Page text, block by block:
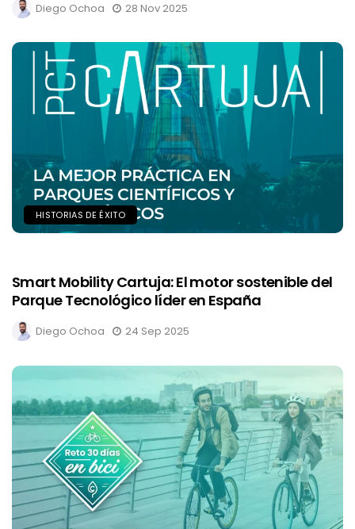
Diego Ochoa 28 Nov 2025
HISTORIAS DE ÉXITO
Smart Mobility Cartuja: El motor sostenible del
Parque Tecnológico líder en España
Diego Ochoa 24 Sep 2025